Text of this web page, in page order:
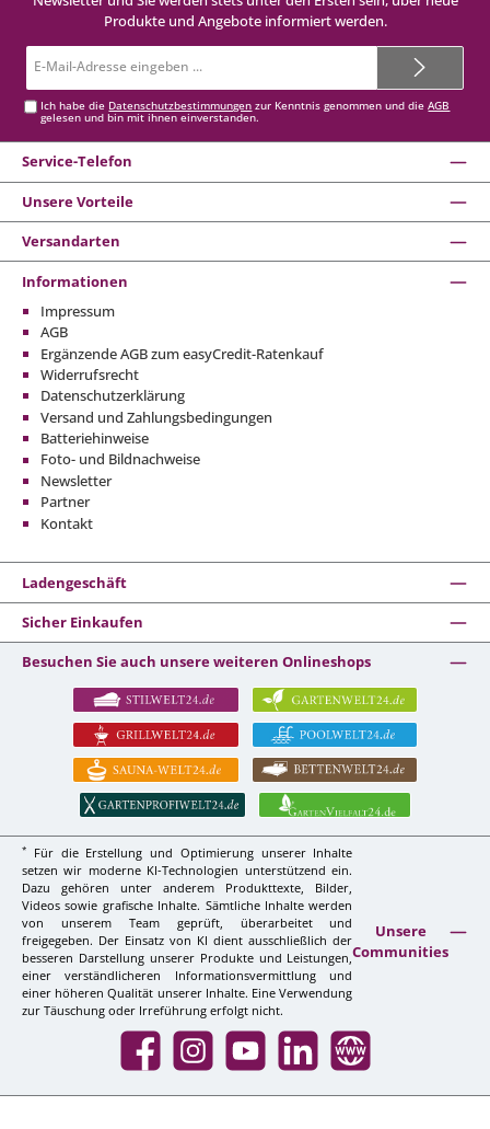
Produkte und Angebote informiert werden.
Mail-
Ich habe die Datenschutzbestimmungen zur Kenntnis genommen und dieAGB
gelesen und bin mit ihnen einverstanden.
Service-Telefon
Unsere Vorteile
Versandarten
Informationen
Impressum
AGB
Ergänzende AGB zum easyCredit-Ratenkauf
Widerrufsrecht
Datenschutzerklärung
Versand und Zahlungsbedingungen
Batteriehinweise
Foto- und Bildnachweise
Newsletter
Partner
Kontakt
Ladengeschäft
Sicher Einkaufen
Besuchen Sie auch unsere weiteren Onlineshops
*
Für die Erstellung und Optimierung unserer Inhalte
setzen wir moderne KI-Technologien unterstützend ein.
Dazu gehören unter anderem Produkttexte, Bilder,
Videos sowie grafische Inhalte. Sämtliche Inhalte werden
von unserem Team geprüft, überarbeitet und
freigegeben. Der Einsatz von KI dient ausschließlich der
besseren Darstellung unserer Produkte und Leistungen,
einer verständlicheren Informationsvermittlung und
einer höheren Qualität unserer Inhalte. Eine Verwendung
zur Täuschung oder Irreführung erfolgt nicht.
Unsere
Communities
Facebook InstagramYouTube LinkedIn Website